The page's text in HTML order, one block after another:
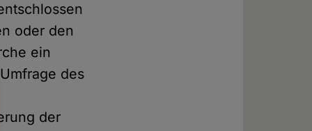
oder den
ein
des
der